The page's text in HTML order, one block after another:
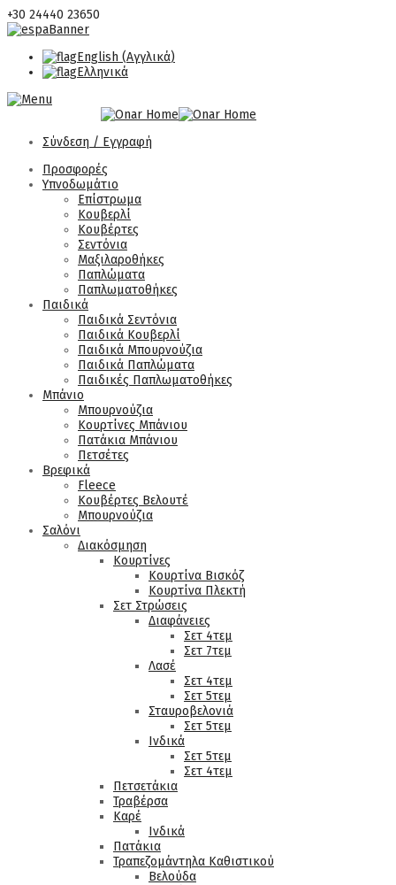
+30 24440 23650
English (Αγγλικά)
Ελληνικά
Σύνδεση / Εγγραφή
Προσφορές
Υπνοδωμάτιο
Επίστρωμα
Κουβερλί
Κουβέρτες
Σεντόνια
Μαξιλαροθήκες
Παπλώματα
Παπλωματοθήκες
Παιδικά
Παιδικά Σεντόνια
Παιδικά Κουβερλί
Παιδικά Μπουρνούζια
Παιδικά Παπλώματα
Παιδικές Παπλωματοθήκες
Μπάνιο
Μπουρνούζια
Κουρτίνες Μπάνιου
Πατάκια Μπάνιου
Πετσέτες
Βρεφικά
Fleece
Κουβέρτες Βελουτέ
Μπουρνούζια
Σαλόνι
Διακόσμηση
Κουρτίνες
Κουρτίνα Βισκόζ
Κουρτίνα Πλεκτή
Σετ Στρώσεις
Διαφάνειες
Σετ 4τεμ
Σετ 7τεμ
Λασέ
Σετ 4τεμ
Σετ 5τεμ
Σταυροβελονιά
Σετ 5τεμ
Ινδικά
Σετ 5τεμ
Σετ 4τεμ
Πετσετάκια
Τραβέρσα
Καρέ
Ινδικά
Πατάκια
Τραπεζομάντηλα Καθιστικού
Βελούδα